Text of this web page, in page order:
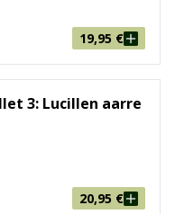
19,95 €
3: Lucillen aarre
20,95 €